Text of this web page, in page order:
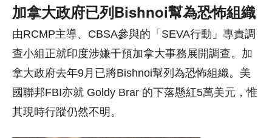
加拿大政府已列Bishnoi幫為恐怖組織
由RCMP主導、CBSA參與的「SEVA行動」專責調
查小組正就印度涉嫌干預加拿大事務展開調查。加
拿大政府去年9月已將Bishnoi幫列為恐怖組織。美
國聯邦FBI亦就 Goldy Brar 的下落懸紅5萬美元，惟
其現時行蹤仍然不明。